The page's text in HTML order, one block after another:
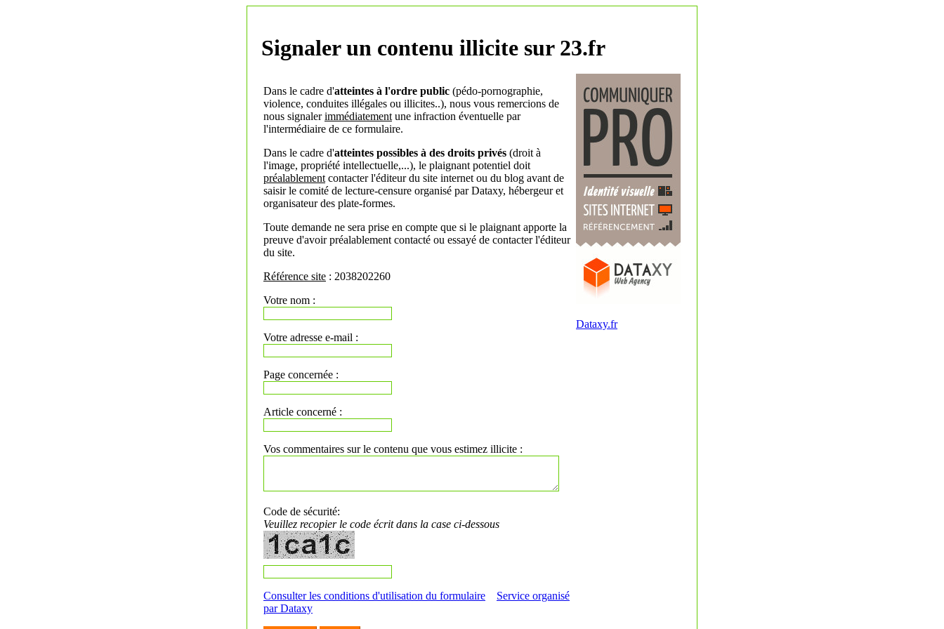
Signaler un contenu illicite sur 23.fr
Dans le cadre d'atteintes à l'ordre public (pédo-pornographie,
violence, conduites illégales ou illicites..), nous vous remercions de
nous signalerimmédiatementune infraction éventuelle par
l'intermédiaire de ce formulaire.
Dans le cadre d'atteintes possibles à des droits privés (droit à
l'image, propriété intellectuelle,...), le plaignant potentiel doit
préalablementcontacter l'éditeur du site internet ou du blog avant de
saisir le comité de lecture-censure organisé par Dataxy, hébergeur et
organisateur des plate-formes.
Toute demande ne sera prise en compte que si le plaignant apporte la
preuve d'avoir préalablement contacté ou essayé de contacter l'éditeur
du site.
Référence site : 2038202260
Votre nom :
Votre adresse e-mail :
Page concernée :
Article concerné :
Vos commentaires sur le contenu que vous estimez illicite :
Code de sécurité:
Veuillez recopier le code écrit dans la case ci-dessous
Consulter les conditions d'utilisation du formulaire
Service organisé
par Dataxy
Dataxy.fr